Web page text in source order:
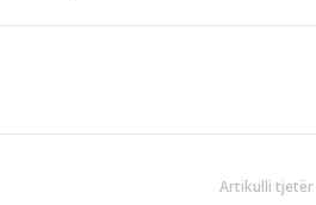
Artikulli tjetër